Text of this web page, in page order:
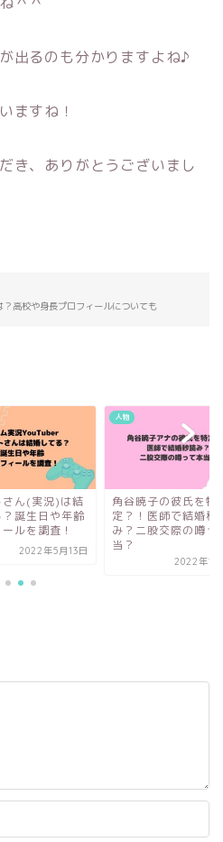
出るのも分かりますよね♪
ますね！
き、ありがとうございまし
高校や身長プロフィールについても
さん(実況)は結
誕生日や年齢
ルを調査！
2022年5月13日
人物
角谷暁子の彼氏を特
定？！医師で結婚秒
み？二股交際の噂っ
当？
2022年12